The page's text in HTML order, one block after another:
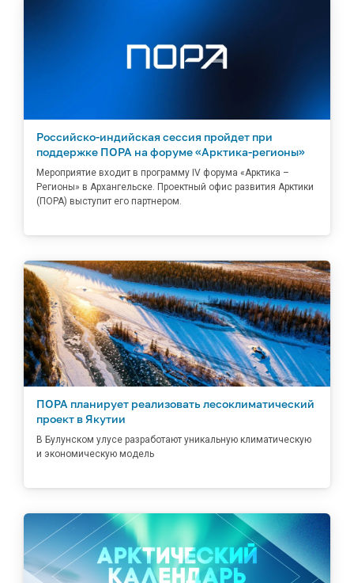
Российско-индийская сессия пройдет при
поддержке ПОРА на форуме «Арктика-регионы»
Мероприятие входит в программу IV форума «Арктика –
Регионы» в Архангельске. Проектный офис развития Арктики
(ПОРА) выступит его партнером.
ПОРА планирует реализовать лесоклиматический
проект в Якутии
В Булунском улусе разработают уникальную климатическую
и экономическую модель